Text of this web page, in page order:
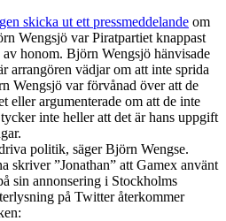
skicka ut ett pressmeddelande om
Wengsjö var Piratpartiet knappast
honom. Björn Wengsjö hänvisade
arrangören vädjar om att inte sprida
Wengsjö var förvånad över att de
eller argumenterade om att de inte
inte heller att det är hans uppgift
politik, säger Björn Wengse.
skriver ”Jonathan” att Gamex använt
sin annonsering i Stockholms
på Twitter återkommer